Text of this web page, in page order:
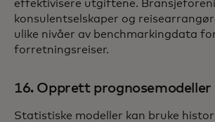
effektivisere utgiftene.
konsulentselskaper og
ulike nivåer av benchmarkingdata
forretningsreiser.
16. Opprett prognosemodeller
Statistiske modeller kan bruke